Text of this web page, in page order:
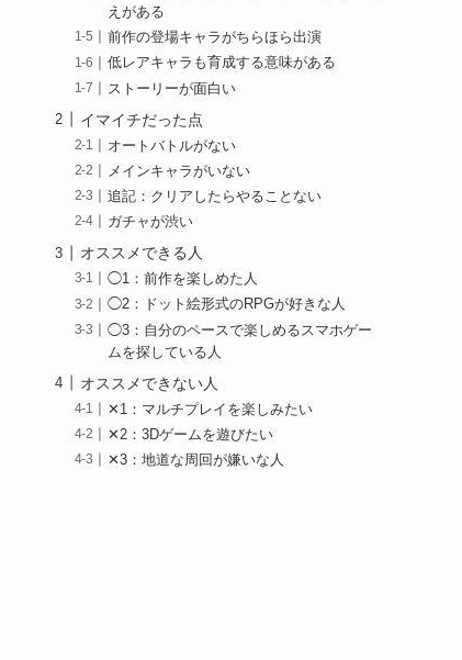
えがある
前作の登場キャラがちらほら出演
低レアキャラも育成する意味がある
ストーリーが面白い
イマイチだった点
オートバトルがない
メインキャラがいない
追記：クリアしたらやることない
ガチャが渋い
オススメできる人
◯1：前作を楽しめた人
◯2：ドット絵形式のRPGが好きな人
◯3：自分のペースで楽しめるスマホゲー
ムを探している人
オススメできない人
✕1：マルチプレイを楽しみたい
✕2：3Dゲームを遊びたい
✕3：地道な周回が嫌いな人